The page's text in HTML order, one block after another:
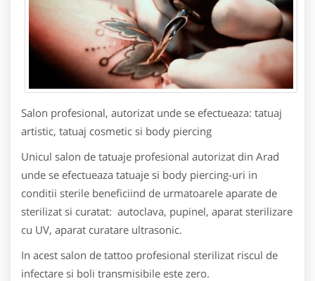
Salon profesional, autorizat unde se efectueaza: tatuaj
artistic, tatuaj cosmetic si body piercing
Unicul salon de tatuaje profesional autorizat din Arad
unde se efectueaza tatuaje si body piercing-uri in
conditii sterile beneficiind de urmatoarele aparate de
sterilizat si curatat: autoclava, pupinel, aparat sterilizare
cu UV, aparat curatare ultrasonic.
In acest salon de tattoo profesional sterilizat riscul de
infectare si boli transmisibile este zero.